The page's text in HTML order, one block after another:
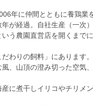
年に仲間とともに養鶏業
が経過。自社生産（一次
う農園直営店を開くまで
わりの飼料」にあります
、山頂の澄み切った空気
に煮干しイリコやチリメ